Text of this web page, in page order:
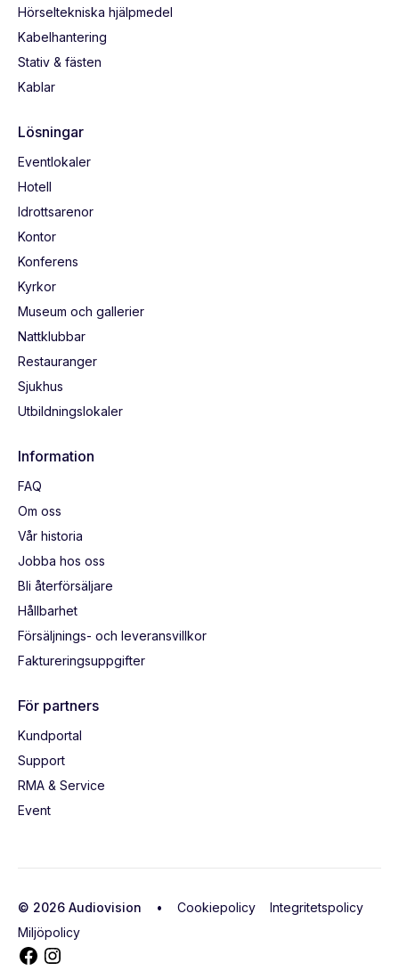
Hörseltekniska hjälpmedel
Kabelhantering
Stativ & fästen
Kablar
Lösningar
Eventlokaler
Hotell
Idrottsarenor
Kontor
Konferens
Kyrkor
Museum och gallerier
Nattklubbar
Restauranger
Sjukhus
Utbildningslokaler
Information
FAQ
Om oss
Vår historia
Jobba hos oss
Bli återförsäljare
Hållbarhet
Försäljnings- och leveransvillkor
Faktureringsuppgifter
För partners
Kundportal
Support
RMA & Service
Event
© 2026 Audiovision • Cookiepolicy
Integritetspolicy
Miljöpolicy